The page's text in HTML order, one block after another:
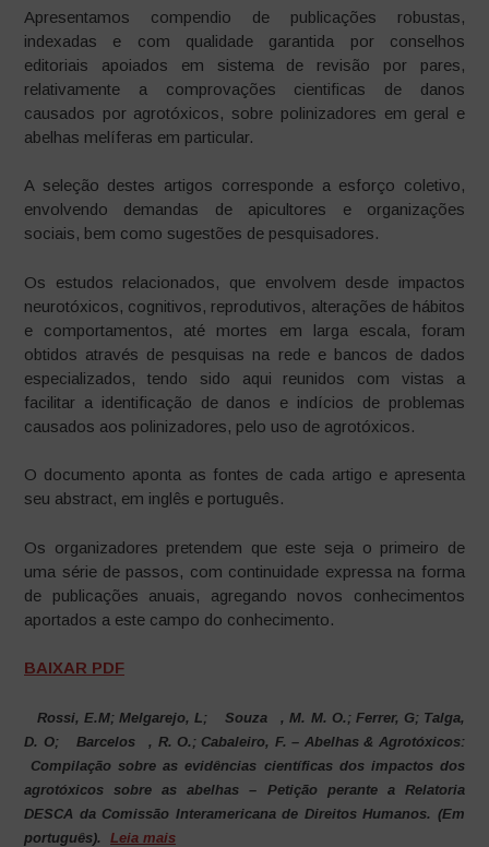
Apresentamos compendio de publicações robustas,
indexadas e com qualidade garantida por conselhos
editoriais apoiados em sistema de revisão por pares,
relativamente a comprovações cientificas de danos
causados por agrotóxicos, sobre polinizadores em geral e
abelhas melíferas em particular.
A seleção destes artigos corresponde a esforço coletivo,
envolvendo demandas de apicultores e organizações
sociais, bem como sugestões de pesquisadores.
Os estudos relacionados, que envolvem desde impactos
neurotóxicos, cognitivos, reprodutivos, alterações de hábitos
e comportamentos, até mortes em larga escala, foram
obtidos através de pesquisas na rede e bancos de dados
especializados, tendo sido aqui reunidos com vistas a
facilitar a identificação de danos e indícios de problemas
causados aos polinizadores, pelo uso de agrotóxicos.
O documento aponta as fontes de cada artigo e apresenta
seu abstract, em inglês e português.
Os organizadores pretendem que este seja o primeiro de
uma série de passos, com continuidade expressa na forma
de publicações anuais, agregando novos conhecimentos
aportados a este campo do conhecimento.
BAIXAR PDF
Rossi, E.M; Melgarejo, L; Souza
, M. M. O.; Ferrer, G; Talga,
D. O;
Barcelos
, R. O.; Cabaleiro, F. – Abelhas & Agrotóxicos:
Compilação sobre as evidências científicas dos impactos dos
agrotóxicos sobre as abelhas – Petição perante a Relatoria
DESCA da Comissão Interamericana de Direitos Humanos. (Em
português).Leia mais